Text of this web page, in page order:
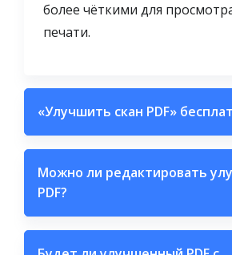
более чёткими для
печати.
«Улучшить скан PDF»
Можно ли редактировать
PDF?